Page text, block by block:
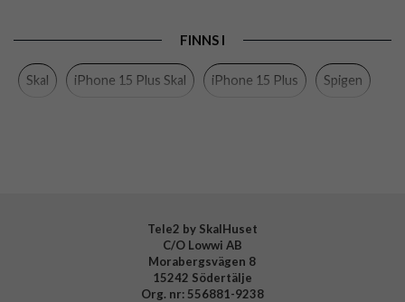
Trådlös laddning-kompatibel
Färg Genomskinlig, Röd
FINNS I
Skal iPhone 15 Plus Skal iPhone 15 Plus Spigen
Tele2 by SkalHuset
C/O Lowwi AB
Morabergsvägen 8
15242 Södertälje
Org. nr: 556881-9238